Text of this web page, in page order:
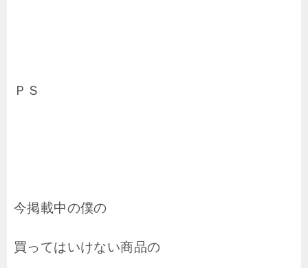
ＰＳ
今掲載中の僕の
買ってはいけない商品の